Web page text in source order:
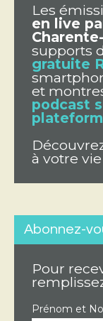
Les
en live
supports
gratuite
et
podcast
à votre
Abonnez-
Pour
Prénom et